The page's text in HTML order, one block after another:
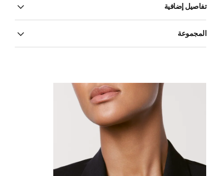
تفاصيل إضافية
المجموعة